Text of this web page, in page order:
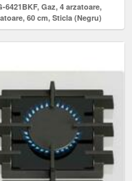
Gaz, 4 arzatoare,
60 cm, Sticla (Negru)